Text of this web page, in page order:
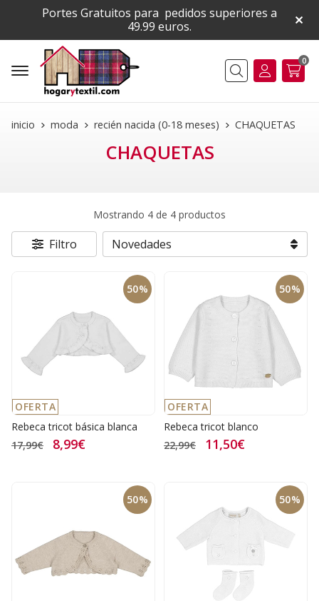
Portes Gratuitos para pedidos superiores a
49.99 euros.
Buscar
0
inicio moda recién nacida (0-18 meses) CHAQUETAS
CHAQUETAS
Mostrando 4 de 4 productos
Filtro
50%
OFERTA
Rebeca tricot básica blanca
17,99€
8,99€
50%
OFERTA
Rebeca tricot blanco
22,99€
11,50€
50% 50%